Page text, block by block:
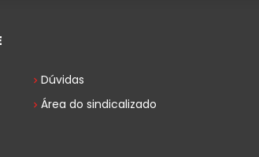
Dúvidas
Área do sindicalizado